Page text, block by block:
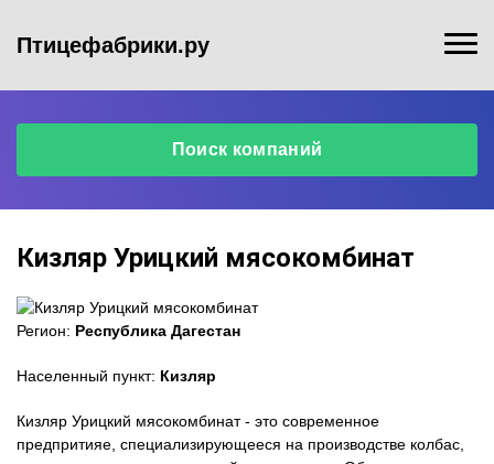
Птицефабрики.ру
Поиск компаний
Регион
Кизляр Урицкий мясокомбинат
Регион: Республика Дагестан
Населенный пункт: Кизляр
Кизляр Урицкий мясокомбинат - это современное
предпритияе, специализирующееся на производстве колбас,